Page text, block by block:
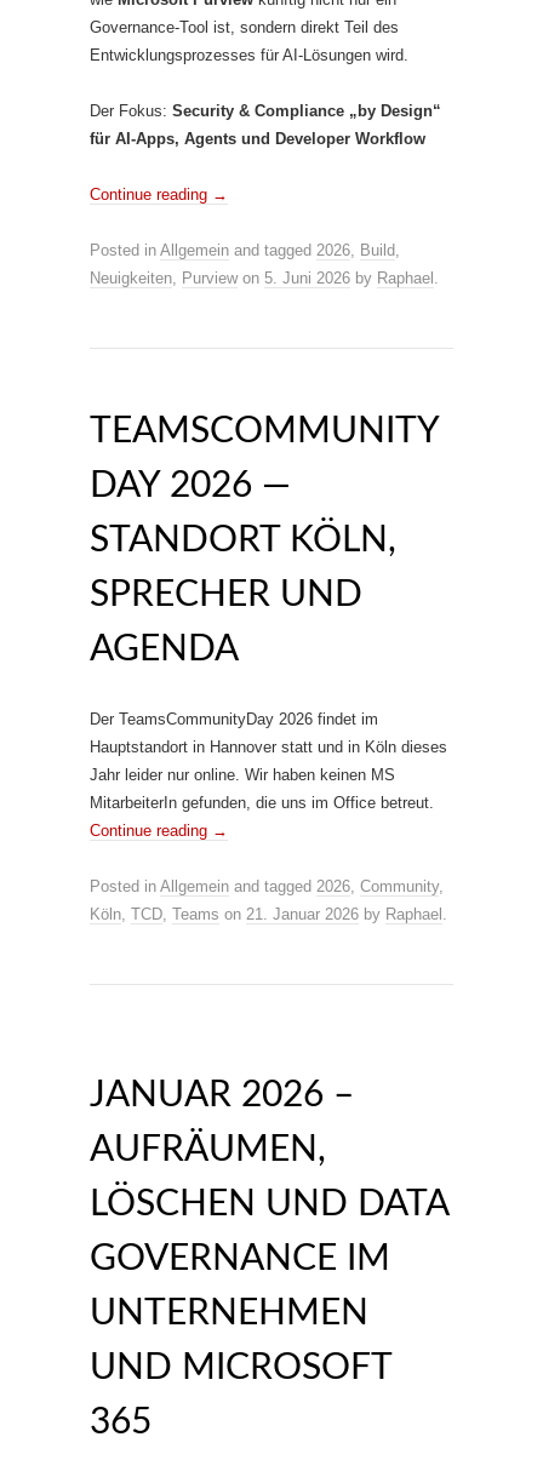
Governance-Tool ist, sondern direkt Teil des
Entwicklungsprozesses für AI-Lösungen wird.
Der Fokus: Security & Compliance „by Design“
für AI-Apps, Agents und Developer Workflow
Continue reading →
Posted in Allgemein and tagged 2026, Build,
Neuigkeiten, Purviewon 5. Juni 2026 by Raphael .
TEAMSCOMMUNITY
DAY 2026 —
STANDORT KÖLN,
SPRECHER UND
AGENDA
Der TeamsCommunityDay 2026 findet im
Hauptstandort in Hannover statt und in Köln dieses
Jahr leider nur online. Wir haben keinen MS
MitarbeiterIn gefunden, die uns im Office betreut.
Continue reading →
Posted in Allgemein and tagged 2026, Community,
Köln, TCD, Teams on 21. Januar 2026 by Raphael .
JANUAR 2026 –
AUFRÄUMEN,
LÖSCHEN UND DATA
GOVERNANCE IM
UNTERNEHMEN
UND MICROSOFT
365